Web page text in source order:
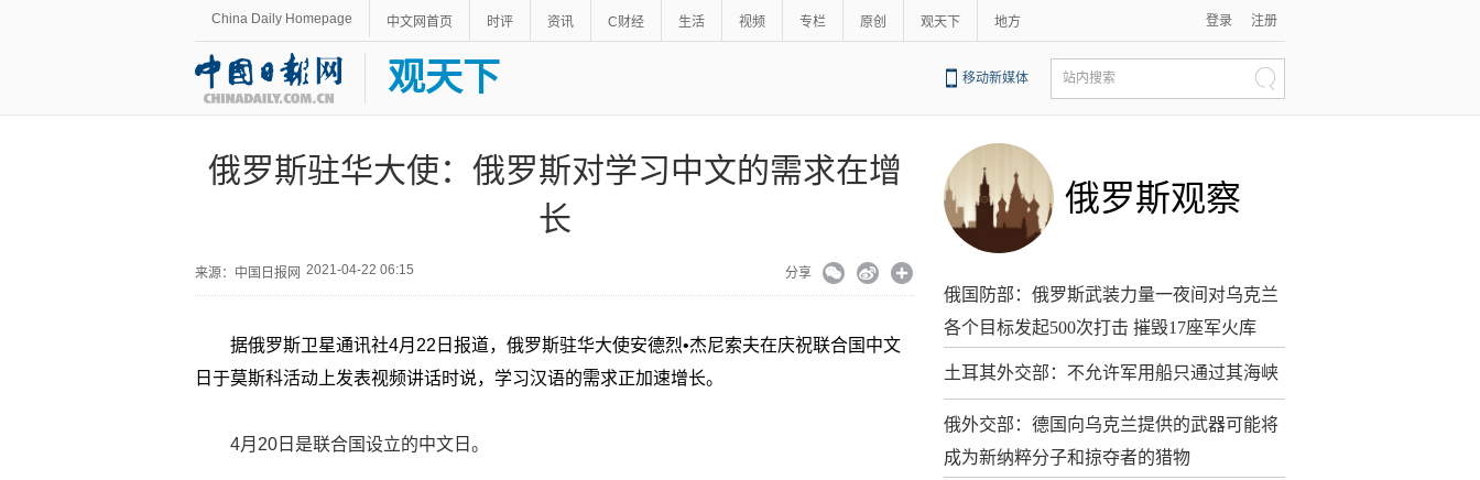
China Daily Homepage 中文网首页 时评 资讯 C财经 生活 视频 专栏 原创 观天下 地方 登录 注册
观天下 移动新媒体 站内搜索
俄罗斯驻华大使：俄罗斯对学习中文的需求在增
长
来源：中国日报网 2021-04-22 06:15 分享
据俄罗斯卫星通讯社4月22日报道，俄罗斯驻华大使安德烈•杰尼索夫在庆祝联合国中文
日于莫斯科活动上发表视频讲话时说，学习汉语的需求正加速增长。
4月20日是联合国设立的中文日。
俄罗斯观察
俄国防部：俄罗斯武装力量一夜间对乌克兰
各个目标发起500次打击 摧毁17座军火库
土耳其外交部：不允许军用船只通过其海峡
俄外交部：德国向乌克兰提供的武器可能将
成为新纳粹分子和掠夺者的猎物